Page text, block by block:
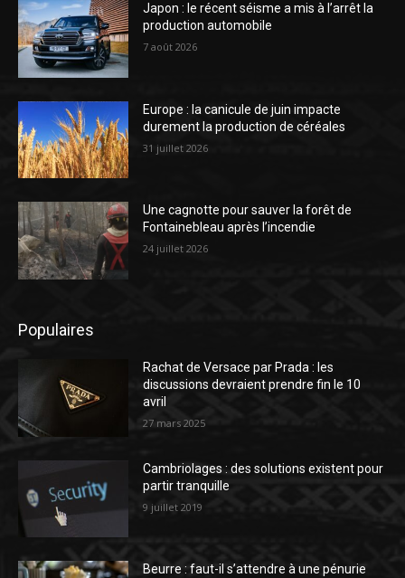
Japon : le récent séisme a mis à l’arrêt la
production automobile
7 août 2026
Europe : la canicule de juin impacte
durement la production de céréales
31 juillet 2026
Une cagnotte pour sauver la forêt de
Fontainebleau après l’incendie
24 juillet 2026
Populaires
Rachat de Versace par Prada : les
discussions devraient prendre fin le 10
avril
27 mars 2025
Cambriolages : des solutions existent pour
partir tranquille
9 juillet 2019
Beurre : faut-il s’attendre à une pénurie